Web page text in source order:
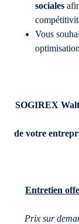
sociales
Vous
SOGIREX
de votre
Entretien
Prix sur